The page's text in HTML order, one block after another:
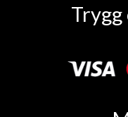
Trygg